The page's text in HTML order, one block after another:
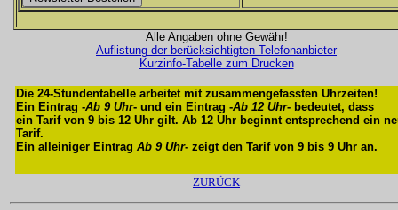
Alle Angaben ohne Gewähr!
Auflistung der berücksichtigten Telefonanbieter
Kurzinfo-Tabelle zum Drucken
Die 24-Stundentabelle arbeitet mit zusammengefassten Uhrzeiten!
Ein Eintrag -Ab 9 Uhr- und ein Eintrag -Ab 12 Uhr- bedeutet, dass
ein Tarif von 9 bis 12 Uhr gilt. Ab 12 Uhr beginnt entsprechend ein
Tarif.
Ein alleiniger Eintrag Ab 9 Uhr- zeigt den Tarif von 9 bis 9 Uhr an.
ZURÜCK